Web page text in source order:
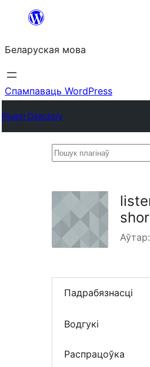
Перайсці
змесціва
Беларуская мова
Спампаваць WordPress
Plugin Directory
Пошук
Аўтар:
Падрабязнасці
Водгукі
Распрацоўка